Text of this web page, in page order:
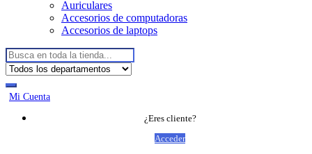
Auriculares
Accesorios de computadoras
Accesorios de laptops
Buscar:
Mi Cuenta
¿Eres cliente?
Acceder